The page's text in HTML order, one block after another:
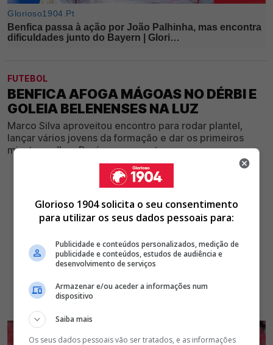
FUTEBOL
BENFICA AFOGA MÁGOAS NO DÉRBI E
GOLEIA BELENENSES NA LUZ
Marco Silva aproveitou encontro para rodar plantel,
lançar vários jovens da formação e dar os primeiros
minutos a Jhon Durán, que se estreou a marcar
Glorioso 1904 solicita o seu consentimento
para utilizar os seus dados pessoais para:
Publicidade e conteúdos personalizados, medição de
publicidade e conteúdos, estudos de audiência e
desenvolvimento de serviços
Armazenar e/ou aceder a informações num
dispositivo
Saiba mais
Os seus dados pessoais vão ser tratados, e as informações